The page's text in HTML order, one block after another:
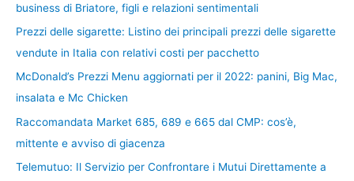
business di Briatore, figli e relazioni sentimentali
Prezzi delle sigarette: Listino dei principali prezzi delle sigarette
vendute in Italia con relativi costi per pacchetto
McDonald’s Prezzi Menu aggiornati per il 2022: panini, Big Mac,
insalata e Mc Chicken
Raccomandata Market 685, 689 e 665 dal CMP: cos’è,
mittente e avviso di giacenza
Telemutuo: Il Servizio per Confrontare i Mutui Direttamente a